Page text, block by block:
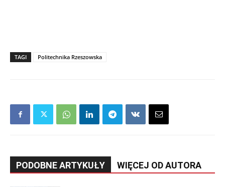
TAGI Politechnika Rzeszowska
PODOBNE ARTYKUŁY WIĘCEJ OD AUTORA